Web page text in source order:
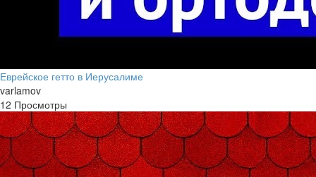
Еврейское гетто в Иерусалиме
varlamov
12 Просмотры